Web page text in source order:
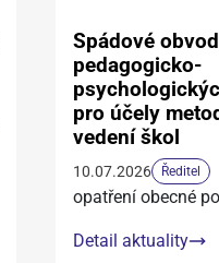
Spádové
pedagogicko-
pro účely
vedení škol
10.07.2026 Ředitel
opatření obecné
Detail aktuality